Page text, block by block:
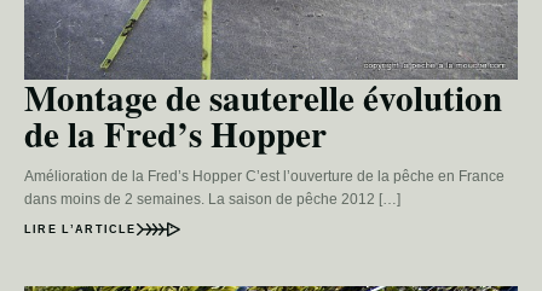
Montage de sauterelle évolution
de la Fred’s Hopper
Amélioration de la Fred’s Hopper C’est l’ouverture de la pêche en France
dans moins de 2 semaines. La saison de pêche 2012 […]
LIRE L’ARTICLE